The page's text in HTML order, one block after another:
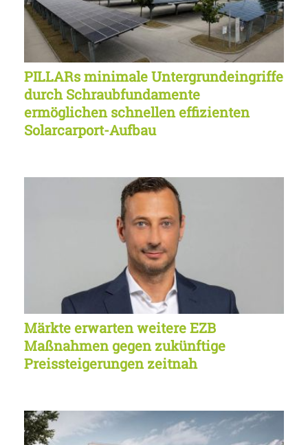
PILLARs minimale Untergrundeingriffe
durch Schraubfundamente
ermöglichen schnellen effizienten
Solarcarport-Aufbau
Märkte erwarten weitere EZB
Maßnahmen gegen zukünftige
Preissteigerungen zeitnah